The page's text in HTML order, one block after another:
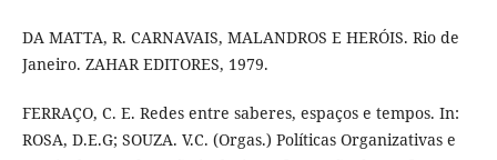
DA MATTA, R. CARNAVAIS, MALANDROS E HERÓIS. Rio de
Janeiro. ZAHAR EDITORES, 1979.
FERRAÇO, C. E. Redes entre saberes, espaços e tempos. In:
ROSA, D.E.G; SOUZA. V.C. (Orgas.) Políticas Organizativas e